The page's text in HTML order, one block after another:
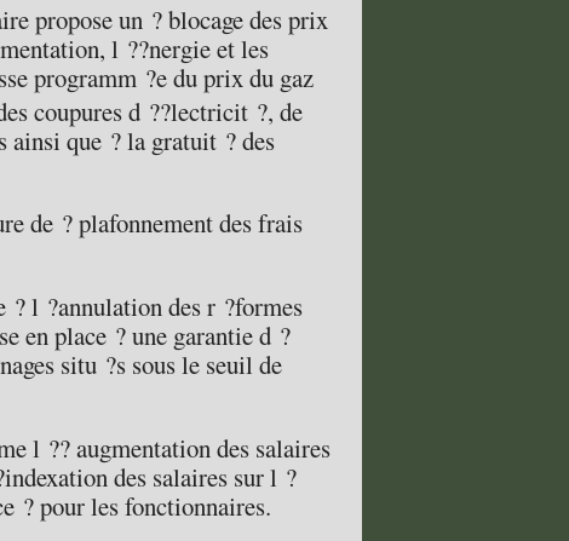
propose un ? blocage des prix
l ??nergie et les
programm ?e du prix du gaz
coupures d ??lectricit ?, de
ainsi que ? la gratuit ? des
de ? plafonnement des frais
? l ?annulation des r ?formes
en place ? une garantie d ?
situ ?s sous le seuil de
l ?? augmentation des salaires
des salaires sur l ?
? pour les fonctionnaires.